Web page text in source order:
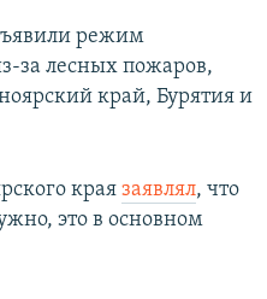
режим
за лесных пожаров,
край, Бурятия и
края заявлял, что
это в основном